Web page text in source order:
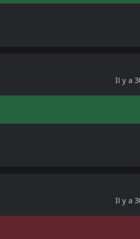
Il y a
Il y a